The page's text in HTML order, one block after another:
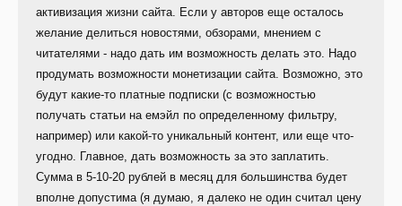
активизация жизни сайта. Если у авторов еще осталось
желание делиться новостями, обзорами, мнением с
читателями - надо дать им возможность делать это. Надо
продумать возможности монетизации сайта. Возможно, это
будут какие-то платные подписки (с возможностью
получать статьи на емэйл по определенному фильтру,
например) или какой-то уникальный контент, или еще что-
угодно. Главное, дать возможность за это заплатить.
Сумма в 5-10-20 рублей в месяц для большинства будет
вполне допустима (я думаю, я далеко не один считал цену